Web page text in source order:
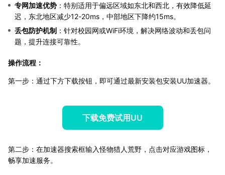
专网加速优势 ：特别适用于偏远区域如东北和西北，有效降低延
迟，东北地区减少12-20ms，中部地区下降约15ms。
丢包防护机制 ：针对校园网或WiFi环境，解决网络波动和丢包问
题，提升连接可靠性。
操作流程：
第一步：通过下方下载按钮，即可通过最新安装包安装UU加速器。
下载免费试用UU
第二步：在加速器搜索框输入怪物猎人荒野，点击对应游戏图标，
畅享加速服务。